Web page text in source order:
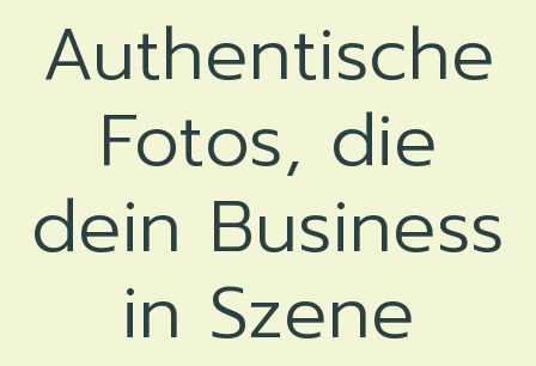
Authentische
Fotos, die
dein Business
in Szene